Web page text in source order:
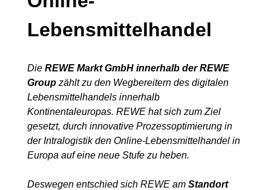
Lebensmittelhandel
Die REWE Markt GmbH innerhalb der REWE
Group zählt zu den Wegbereitern des digitalen
Lebensmittelhandels innerhalb
Kontinentaleuropas. REWE hat sich zum Ziel
gesetzt, durch innovative Prozessoptimierung in
der Intralogistik den Online-Lebensmittelhandel in
Europa auf eine neue Stufe zu heben.
Deswegen entschied sich REWE am Standort